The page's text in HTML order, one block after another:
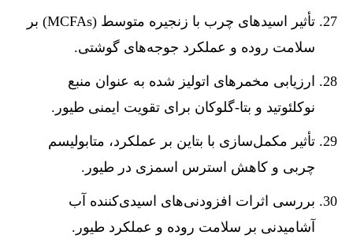
تأثیر اسیدهای چرب با زنجیره متوسط (MCFAs) بر
سلامت روده و عملکرد جوجه‌های گوشتی.
ارزیابی مخمرهای اتولیز شده به عنوان منبع
نوکلئوتید و بتا-گلوکان برای تقویت ایمنی طیور.
تأثیر مکمل‌سازی با بتاین بر عملکرد، متابولیسم
چربی و کاهش استرس اسمزی در طیور.
بررسی اثرات افزودنی‌های اسیدی‌کننده آب
آشامیدنی بر سلامت روده و عملکرد طیور.